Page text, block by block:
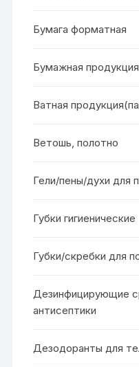
Бумага форматная
Бумажная продукция
Ватная
Ветошь, полотно
Гели/пены/духи для
Губки гигиенические
Губки/скребки для
Дезинфицирующие
антисептики
Дезодоранты для